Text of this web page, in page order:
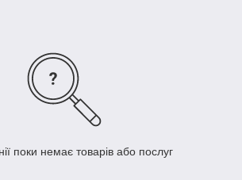
поки немає товарів або послуг